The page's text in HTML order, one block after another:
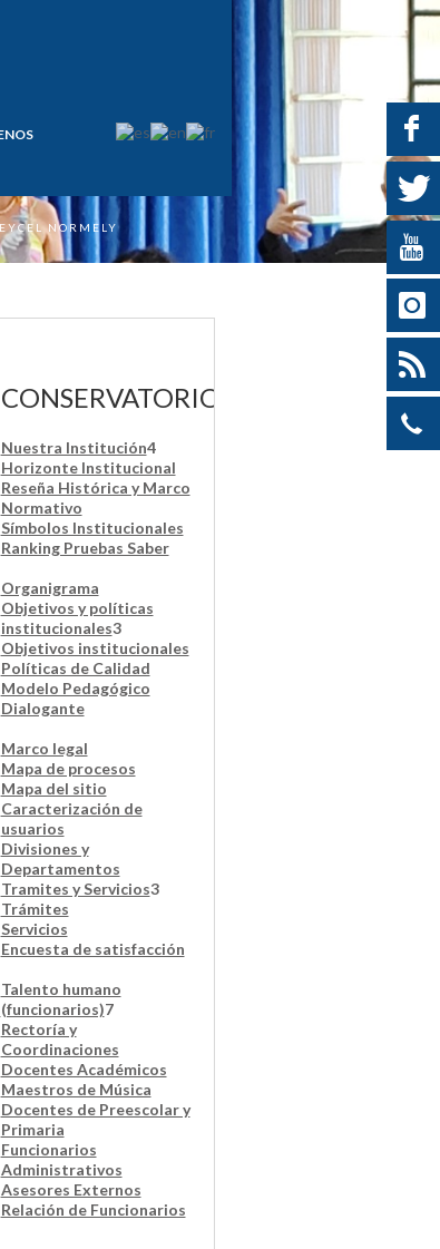
NORMELY
CONSERVATORIO
Nuestra Institución4
Horizonte Institucional
Reseña Histórica y Marco
Normativo
Símbolos Institucionales
Ranking Pruebas Saber
Organigrama
Objetivos y políticas
institucionales3
Objetivos institucionales
Políticas de Calidad
Modelo Pedagógico
Dialogante
Marco legal
Mapa de procesos
Mapa del sitio
Caracterización de
usuarios
Divisiones y
Departamentos
Tramites y Servicios3
Trámites
Servicios
Encuesta de satisfacción
Talento humano
(funcionarios)7
Rectoría y
Coordinaciones
Docentes Académicos
Maestros de Música
Docentes de Preescolar y
Primaria
Funcionarios
Administrativos
Asesores Externos
Relación de Funcionarios